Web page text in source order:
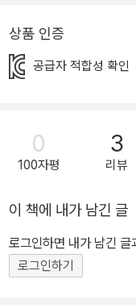
께 응원해 줄 거지? 같이 살아가기 위해 가슴에 품어야 할 가치 우리
모두의 생존과 존엄을
력을 우습게 여기는 이
실을, 우리는 경험을 통해 이미 잘
이의 마음에 타자와 더
에 품은 선한 가치를 잣
실천하는 어른으로 자란
을까요? ‘같이 사는 가
상품 인증
공급자 적합성 확인
0
100자평
3
리뷰
이 책에 내가 남긴 글
로그인하면 내가 남긴
로그인하기